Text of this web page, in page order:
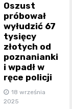
Oszust
próbował
wyłudzić 67
tysięcy
złotych od
poznanianki
i wpadł w
ręce policji
18 września
2025